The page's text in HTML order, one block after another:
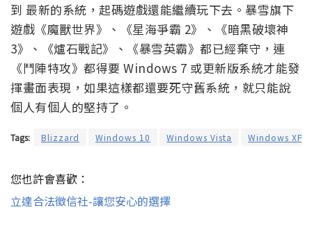
到 最新的系統，起碼遊戲還能繼續玩下去。暴雪旗下
遊戲《魔獸世界》、《星海爭霸 2》、《暗黑破壞神
3》、《爐石戰記》、《暴雪英霸》都已經棄守，連
《鬥陣特攻》都得要 Windows 7 或更新版系統才能發
揮畫面表現，如果這樣都還要死守舊系統，就只能說
個人有個人的堅持了。
Tags: Blizzard Windows 10 Windows Vista Windows XP
您也許會喜歡：
立達合法徵信社-讓您安心的選擇